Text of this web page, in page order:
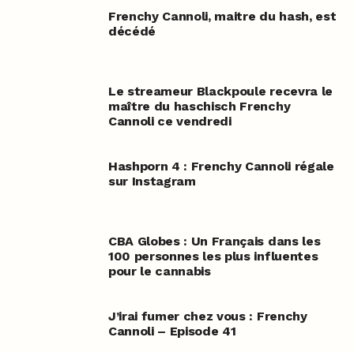
Frenchy Cannoli, maitre du hash, est
décédé
Le streameur Blackpoule recevra le
maître du haschisch Frenchy
Cannoli ce vendredi
Hashporn 4 : Frenchy Cannoli régale
sur Instagram
CBA Globes : Un Français dans les
100 personnes les plus influentes
pour le cannabis
J’irai fumer chez vous : Frenchy
Cannoli – Episode 41